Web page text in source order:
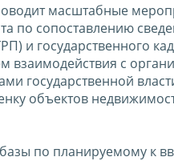
масштабные
по сопоставлению
и государственного
взаимодействия с
государственной
объектов
по планируемому к